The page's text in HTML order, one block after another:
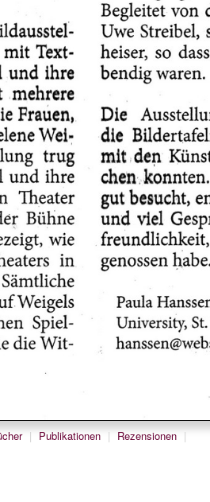
| Publikationen | Rezensionen |